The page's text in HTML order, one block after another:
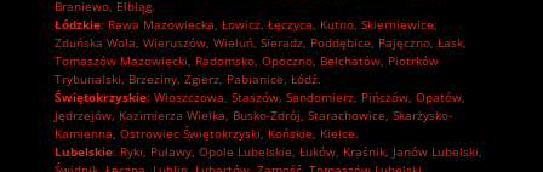
Braniewo, Elbląg.
Łódzkie: Rawa Mazowiecka, Łowicz, Łęczyca, Kutno, Skierniewice,
Zduńska Wola, Wieruszów, Wieluń, Sieradz, Poddębice, Pajęczno, Łask,
Tomaszów Mazowiecki, Radomsko, Opoczno, Bełchatów, Piotrków
Trybunalski, Brzeziny, Zgierz, Pabianice, Łódź.
Świętokrzyskie: Włoszczowa, Staszów, Sandomierz, Pińczów, Opatów,
Jędrzejów, Kazimierza Wielka, Busko-Zdrój, Starachowice, Skarżysko-
Kamienna, Ostrowiec Świętokrzyski, Końskie, Kielce.
Lubelskie: Ryki, Puławy, Opole Lubelskie, Łuków, Kraśnik, Janów Lubelski,